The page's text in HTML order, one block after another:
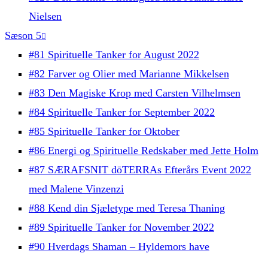
Nielsen
Sæson 5
#81 Spirituelle Tanker for August 2022
#82 Farver og Olier med Marianne Mikkelsen
#83 Den Magiske Krop med Carsten Vilhelmsen
#84 Spirituelle Tanker for September 2022
#85 Spirituelle Tanker for Oktober
#86 Energi og Spirituelle Redskaber med Jette Holm
#87 SÆRAFSNIT dōTERRAs Efterårs Event 2022
med Malene Vinzenzi
#88 Kend din Sjæletype med Teresa Thaning
#89 Spirituelle Tanker for November 2022
#90 Hverdags Shaman – Hyldemors have